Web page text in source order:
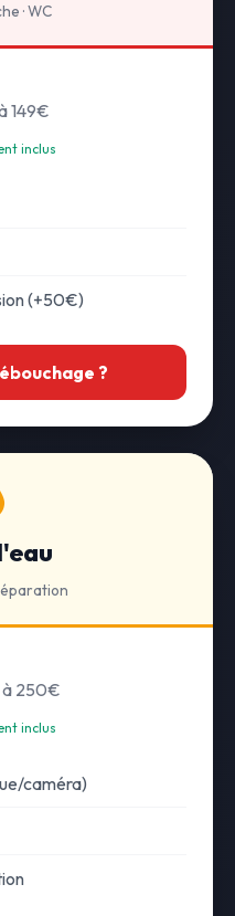
· WC
149€
inclus
(+50€)
?
à 250€
inclus
caméra)